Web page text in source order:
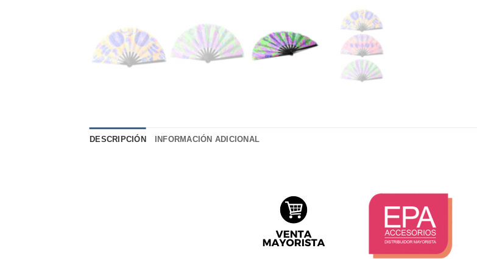
DESCRIPCIÓN INFORMACIÓN ADICIONAL